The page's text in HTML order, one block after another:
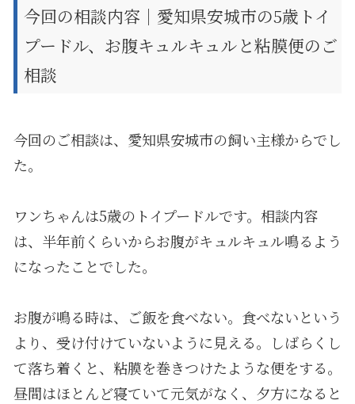
今回の相談内容｜愛知県安城市の5歳トイ
プードル、お腹キュルキュルと粘膜便のご
相談
今回のご相談は、愛知県安城市の飼い主様からでし
た。
ワンちゃんは5歳のトイプードルです。相談内容
は、半年前くらいからお腹がキュルキュル鳴るよう
になったことでした。
お腹が鳴る時は、ご飯を食べない。食べないという
より、受け付けていないように見える。しばらくし
て落ち着くと、粘膜を巻きつけたような便をする。
昼間はほとんど寝ていて元気がなく、夕方になると